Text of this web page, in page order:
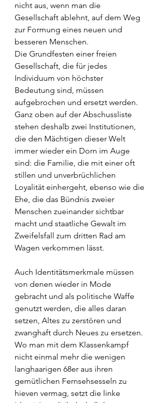
nicht aus, wenn man die
Gesellschaft ablehnt, auf dem Weg
zur Formung eines neuen und
besseren Menschen.
Die Grundfesten einer freien
Gesellschaft, die für jedes
Individuum von höchster
Bedeutung sind, müssen
aufgebrochen und ersetzt werden.
Ganz oben auf der Abschussliste
stehen deshalb zwei Institutionen,
die den Mächtigen dieser Welt
immer wieder ein Dorn im Auge
sind: die Familie, die mit einer oft
stillen und unverbrüchlichen
Loyalität einhergeht, ebenso wie die
Ehe, die das Bündnis zweier
Menschen zueinander sichtbar
macht und staatliche Gewalt im
Zweifelsfall zum dritten Rad am
Wagen verkommen lässt.
Auch Identitätsmerkmale müssen
von denen wieder in Mode
gebracht und als politische Waffe
genutzt werden, die alles daran
setzen, Altes zu zerstören und
zwanghaft durch Neues zu ersetzen.
Wo man mit dem Klassenkampf
nicht einmal mehr die wenigen
langhaarigen 68er aus ihren
gemütlichen Fernsehsesseln zu
hieven vermag, setzt die linke